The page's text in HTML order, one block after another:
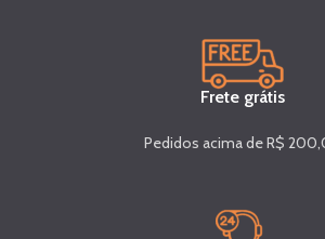
Frete grátis
Pedidos acima de R$